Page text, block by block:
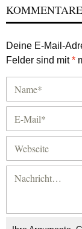
KOMMENTARE
Deine E-Mail-
Felder sind mit*